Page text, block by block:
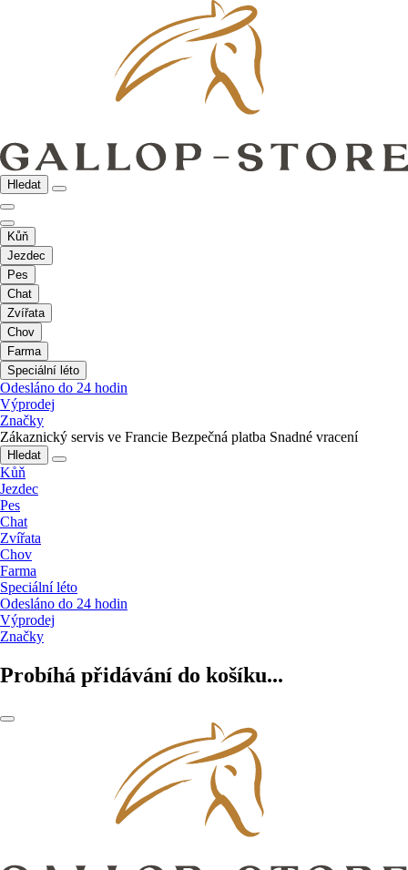
Hledat
Kůň
Jezdec
Pes
Chat
Zvířata
Chov
Farma
Speciální léto
Odesláno do 24 hodin
Výprodej
Značky
Zákaznický servis ve Francie Bezpečná platba Snadné vracení
Hledat
Kůň
Jezdec
Pes
Chat
Zvířata
Chov
Farma
Speciální léto
Odesláno do 24 hodin
Výprodej
Značky
Probíhá přidávání do košíku...